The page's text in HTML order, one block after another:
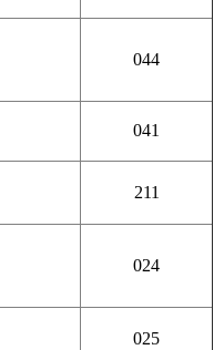
044
041
211
024
025